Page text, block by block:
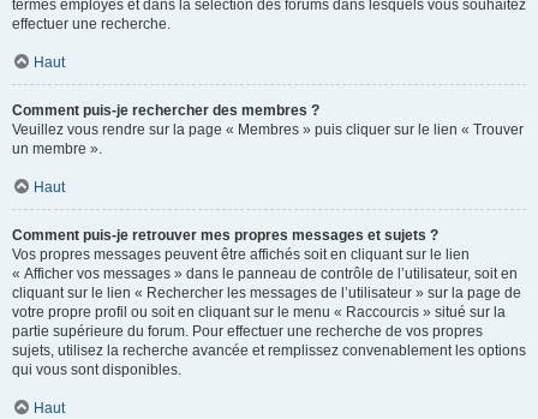
termes employés et dans la sélection des forums dans lesquels vous souhaitez
effectuer une recherche.
Haut
Comment puis-je rechercher des membres ?
Veuillez vous rendre sur la page « Membres » puis cliquer sur le lien « Trouver
un membre ».
Haut
Comment puis-je retrouver mes propres messages et sujets ?
Vos propres messages peuvent être affichés soit en cliquant sur le lien
« Afficher vos messages » dans le panneau de contrôle de l’utilisateur, soit en
cliquant sur le lien « Rechercher les messages de l’utilisateur » sur la page de
votre propre profil ou soit en cliquant sur le menu « Raccourcis » situé sur la
partie supérieure du forum. Pour effectuer une recherche de vos propres
sujets, utilisez la recherche avancée et remplissez convenablement les options
qui vous sont disponibles.
Haut